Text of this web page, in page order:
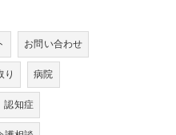
お問い合わせ
り
病院
認知症